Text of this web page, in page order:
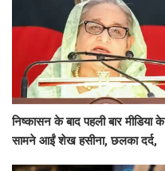
निष्कासन के बाद पहली बार मीडिया के
सामने आईं शेख हसीना, छलका दर्द,